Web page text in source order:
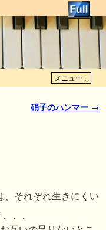
メニュー ↓
硝子のハンマー →
、それぞれ生きにくい
・・